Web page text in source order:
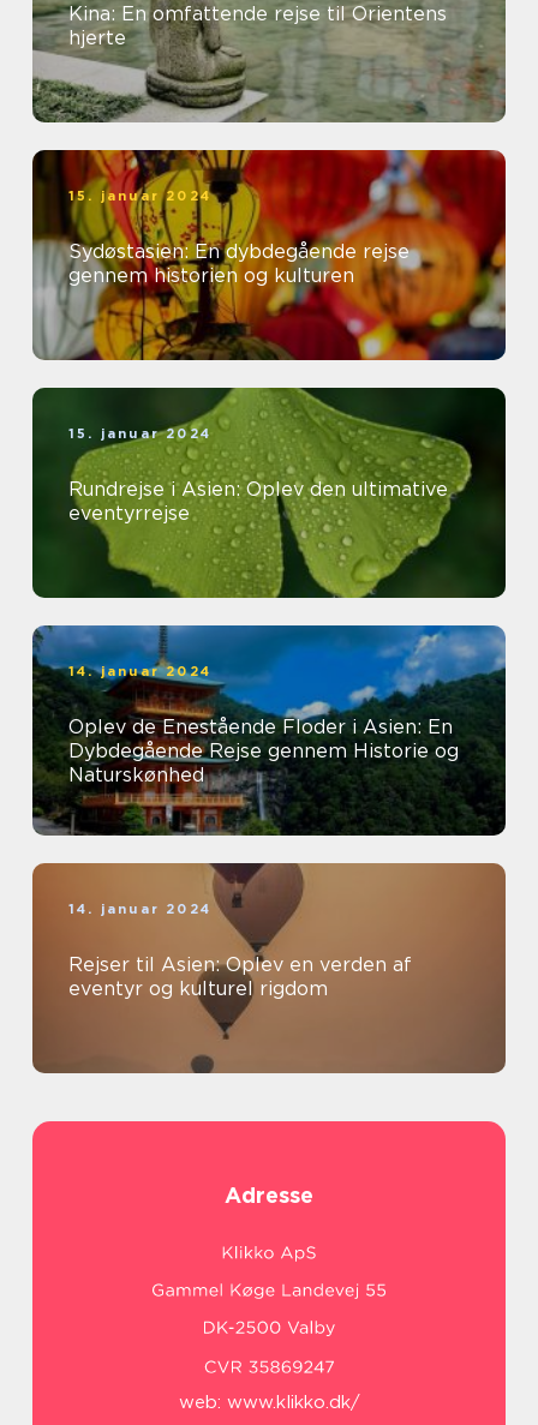
Kina: En omfattende rejse til Orientens
hjerte
15. januar 2024
Sydøstasien: En dybdegående rejse
gennem historien og kulturen
15. januar 2024
Rundrejse i Asien: Oplev den ultimative
eventyrrejse
14. januar 2024
Oplev de Enestående Floder i Asien: En
Dybdegående Rejse gennem Historie og
Naturskønhed
14. januar 2024
Rejser til Asien: Oplev en verden af
eventyr og kulturel rigdom
Adresse
web: www.klikko.dk/